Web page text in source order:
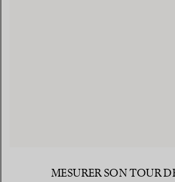
MESURER SON TOUR